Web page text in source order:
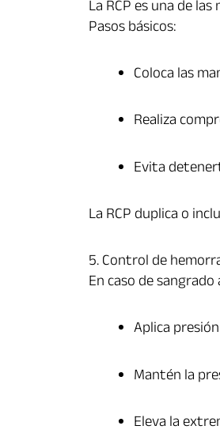
La RCP es una de
Pasos básicos:
Coloca las
Realiza
Evita
La RCP duplica o
5. Control de
En caso de
Aplica
Mantén la
Eleva la